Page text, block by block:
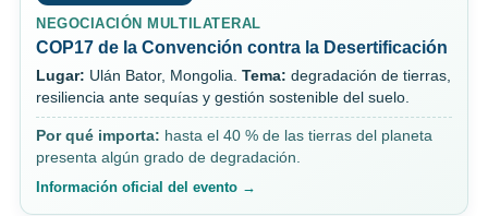
NEGOCIACIÓN MULTILATERAL
COP17 de la Convención contra la Desertificación
Lugar: Ulán Bator, Mongolia. Tema: degradación de tierras,
resiliencia ante sequías y gestión sostenible del suelo.
Por qué importa: hasta el 40 % de las tierras del planeta
presenta algún grado de degradación.
Información oficial del evento →